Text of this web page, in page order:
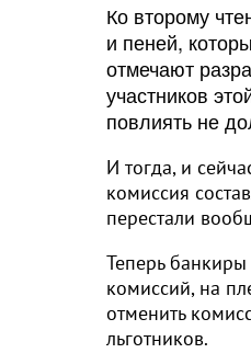
Ко второму
и пеней,
отмечают
участников
повлиять не
И тогда, и
комиссия
перестали
Теперь
комиссий, на
отменить
льготников.